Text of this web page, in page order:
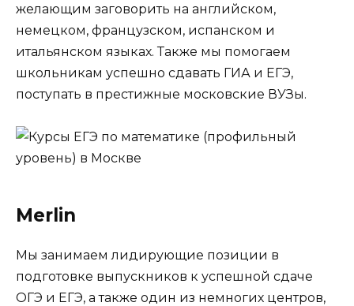
желающим заговорить на английском,
немецком, французском, испанском и
итальянском языках. Также мы помогаем
школьникам успешно сдавать ГИА и ЕГЭ,
поступать в престижные московские ВУЗы.
Merlin
Мы занимаем лидирующие позиции в
подготовке выпускников к успешной сдаче
ОГЭ и ЕГЭ, а также один из немногих центров,